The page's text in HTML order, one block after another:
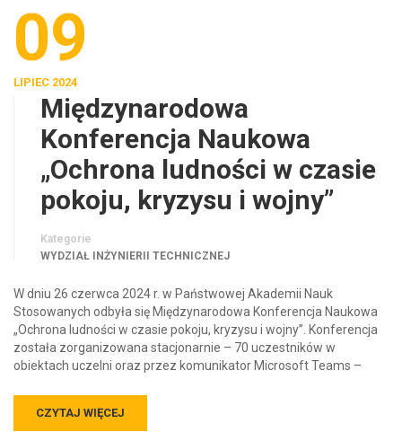
09
LIPIEC 2024
Międzynarodowa
Konferencja Naukowa
„Ochrona ludności w czasie
pokoju, kryzysu i wojny”
Kategorie
WYDZIAŁ INŻYNIERII TECHNICZNEJ
W dniu 26 czerwca 2024 r. w Państwowej Akademii Nauk
Stosowanych odbyła się Międzynarodowa Konferencja Naukowa
„Ochrona ludności w czasie pokoju, kryzysu i wojny”. Konferencja
została zorganizowana stacjonarnie – 70 uczestników w
obiektach uczelni oraz przez komunikator Microsoft Teams –
CZYTAJ WIĘCEJ